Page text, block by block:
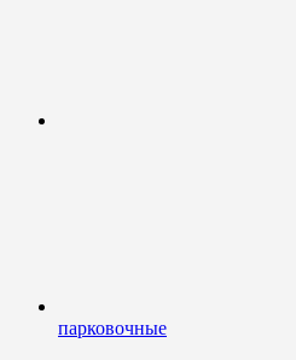
парковочные